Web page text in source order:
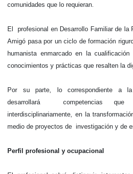
comunidades que lo requieran.
El profesional en Desarrollo Familiar de la
Amigó pasa por un ciclo de formación
humanista enmarcado en la
conocimientos y prácticas que resalten la
Por su parte, lo correspondiente a
desarrollará competencias que
interdisciplinariamente, en la
medio de proyectos de investigación y de
Perfil profesional y ocupacional